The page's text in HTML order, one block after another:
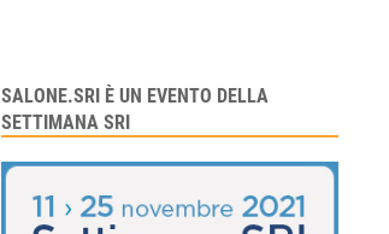
SALONE.SRI È UN EVENTO DELLA
SETTIMANA SRI